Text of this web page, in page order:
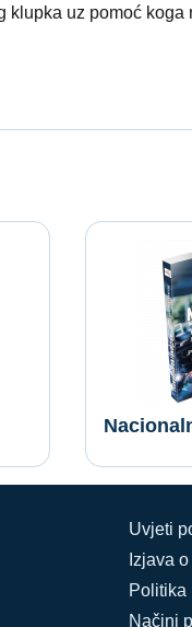
uz pomoć koga
Uvjeti
Izjava
Politika
Načini